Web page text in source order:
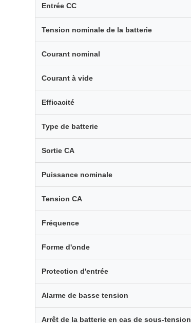
Entrée CC
Tension nominale de la batterie
Courant nominal
Courant à vide
Efficacité
Type de batterie
Sortie CA
Puissance nominale
Tension CA
Fréquence
Forme d'onde
Protection d'entrée
Alarme de basse tension
Arrêt de la batterie en cas de sous-tension